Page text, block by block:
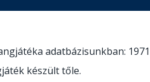
adatbázisunkban:
készült tőle.